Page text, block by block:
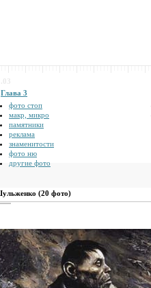
Глава 3
фото стоп
макр, микро
памятники
реклама
знаменитости
фото ню
другие фото
(20 фото)